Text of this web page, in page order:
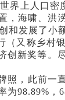
界上人口密
，海啸、洪
和发展了小
又称乡村
创新奖等。
，此前一
98.89%，